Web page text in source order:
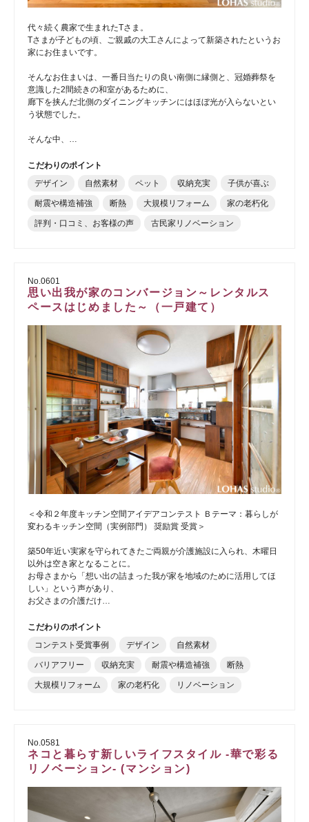
代々続く農家で生まれたTさま。
Tさまが子どもの頃、ご親戚の大工さんによって新築されたというお
家にお住まいです。
そんなお住まいは、一番日当たりの良い南側に縁側と、冠婚葬祭を
意識した2間続きの和室があるために、
廊下を挟んだ北側のダイニングキッチンにはほぼ光が入らないとい
う状態でした。
そんな中、…
こだわりのポイント
デザイン
自然素材 ペット 収納充実 子供が喜ぶ
耐震や構造補強 断熱 大規模リフォーム 家の老朽化
評判・口コミ、お客様の声 古民家リノベーション
No.0601
思い出我が家のコンバージョン～レンタルス
ペースはじめました～（一戸建て）
＜令和２年度キッチン空間アイデアコンテスト Ｂテーマ：暮らしが
変わるキッチン空間（実例部門） 奨励賞 受賞＞
築50年近い実家を守られてきたご両親が介護施設に入られ、木曜日
以外は空き家となることに。
お母さまから「想い出の詰まった我が家を地域のために活用してほ
しい」という声があり、
お父さまの介護だけ…
こだわりのポイント
コンテスト受賞事例
デザイン 自然素材
バリアフリー 収納充実 耐震や構造補強 断熱
大規模リフォーム 家の老朽化 リノベーション
No.0581
ネコと暮らす新しいライフスタイル -華で彩る
リノベーション- (マンション)